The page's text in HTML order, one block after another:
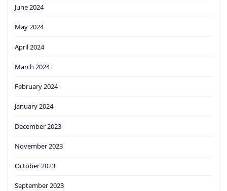
June 2024
May 2024
April 2024
March 2024
February 2024
January 2024
December 2023
November 2023
October 2023
September 2023